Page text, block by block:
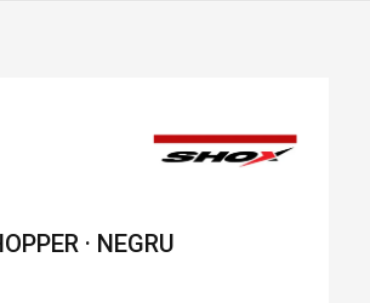
· NEGRU